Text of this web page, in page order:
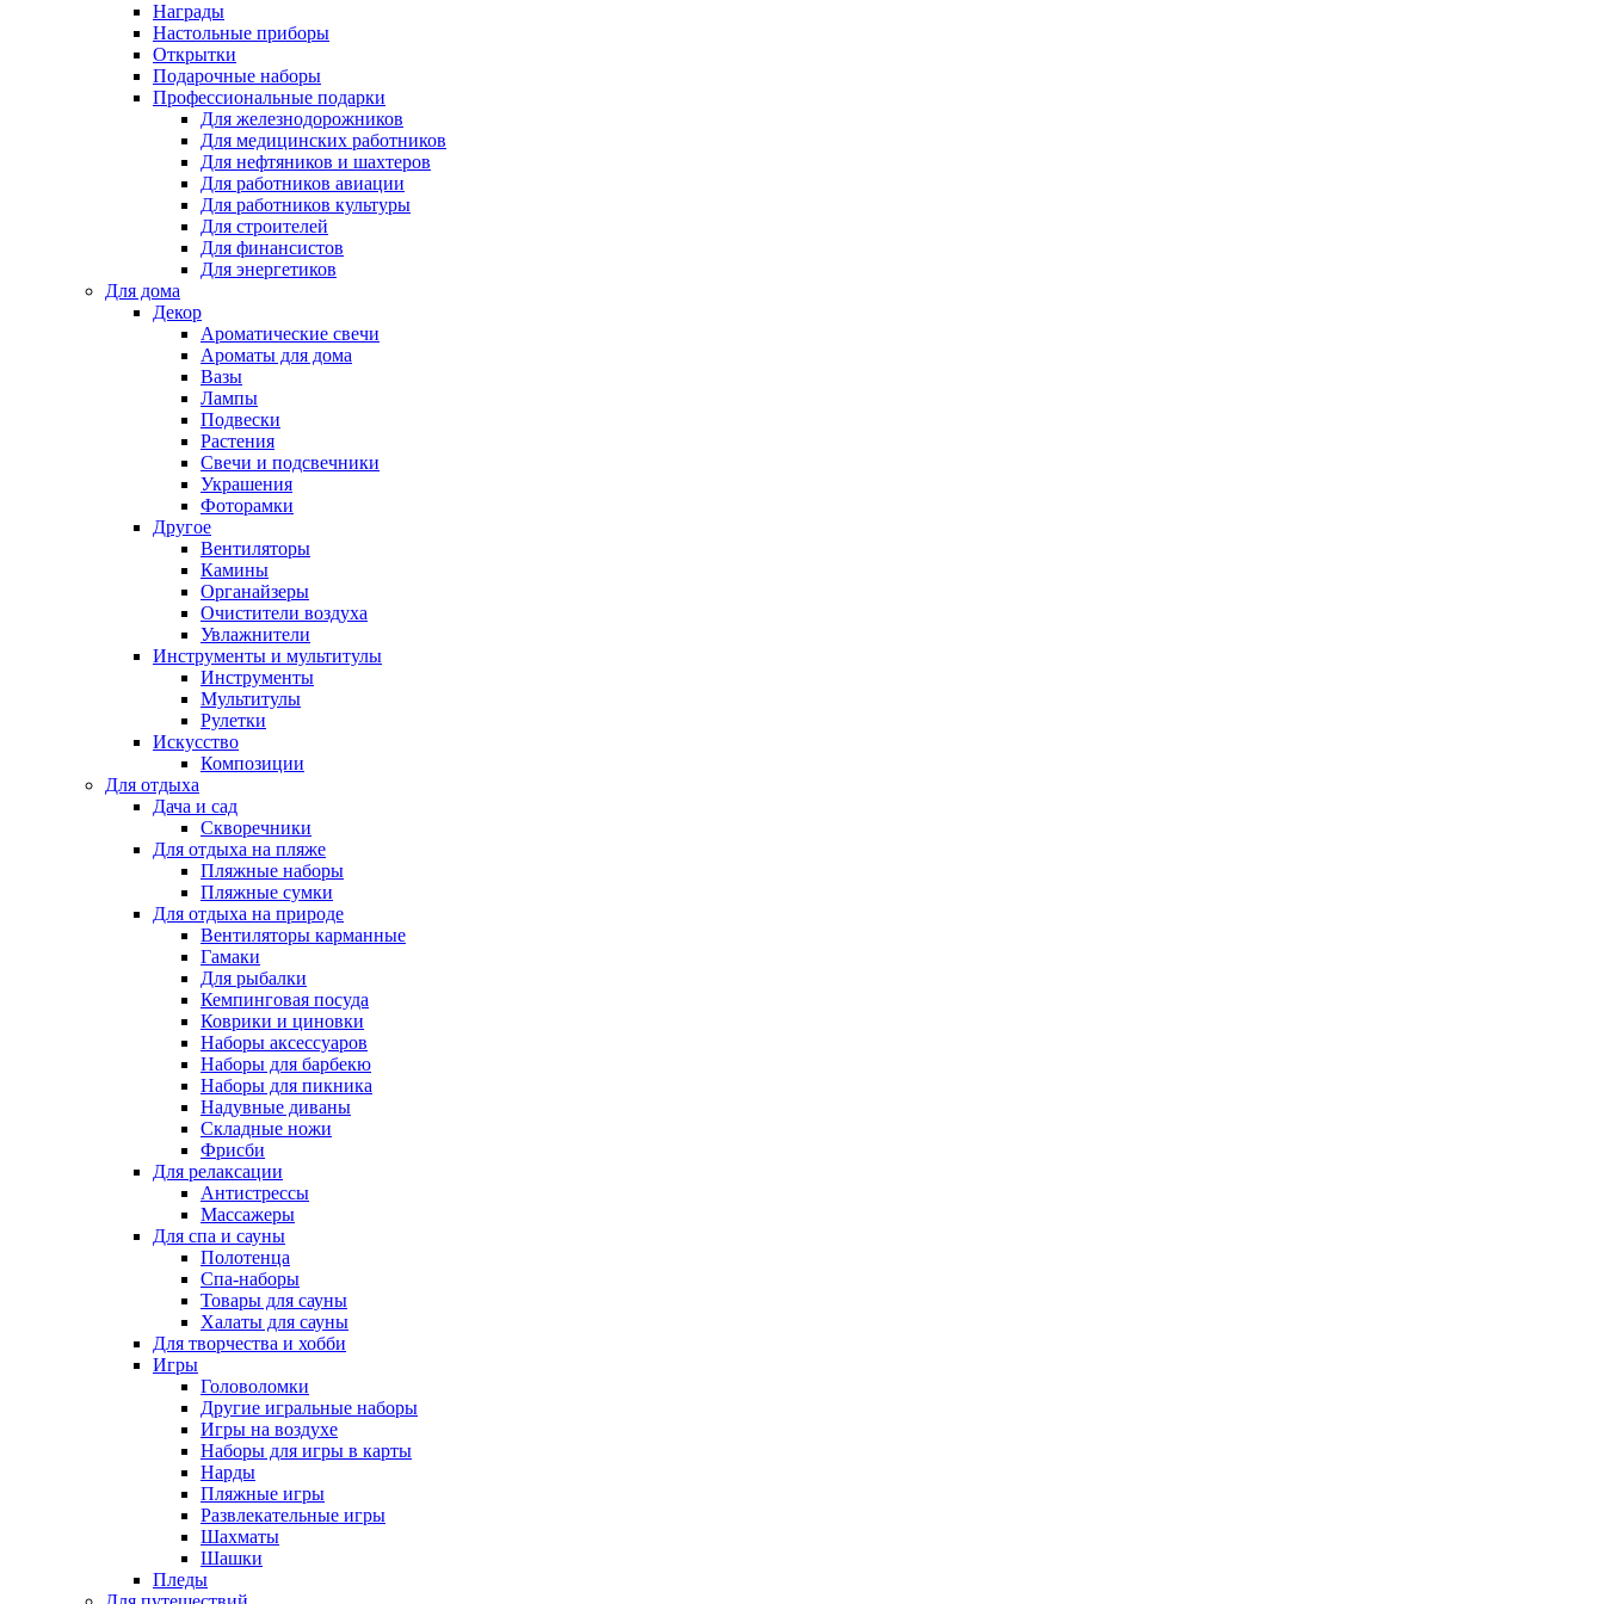
Награды
Настольные приборы
Открытки
Подарочные наборы
Профессиональные подарки
Для железнодорожников
Для медицинских работников
Для нефтяников и шахтеров
Для работников авиации
Для работников культуры
Для строителей
Для финансистов
Для энергетиков
Для дома
Декор
Ароматические свечи
Ароматы для дома
Вазы
Лампы
Подвески
Растения
Свечи и подсвечники
Украшения
Фоторамки
Другое
Вентиляторы
Камины
Органайзеры
Очистители воздуха
Увлажнители
Инструменты и мультитулы
Инструменты
Мультитулы
Рулетки
Искусство
Композиции
Для отдыха
Дача и сад
Скворечники
Для отдыха на пляже
Пляжные наборы
Пляжные сумки
Для отдыха на природе
Вентиляторы карманные
Гамаки
Для рыбалки
Кемпинговая посуда
Коврики и циновки
Наборы аксессуаров
Наборы для барбекю
Наборы для пикника
Надувные диваны
Складные ножи
Фрисби
Для релаксации
Антистрессы
Массажеры
Для спа и сауны
Полотенца
Спа-наборы
Товары для сауны
Халаты для сауны
Для творчества и хобби
Игры
Головоломки
Другие игральные наборы
Игры на воздухе
Наборы для игры в карты
Нарды
Пляжные игры
Развлекательные игры
Шахматы
Шашки
Пледы